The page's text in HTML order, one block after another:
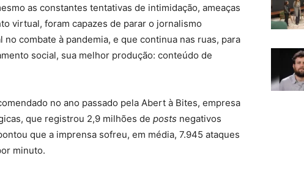
as constantes tentativas de intimidação, ameaças
virtual, foram capazes de parar o jornalismo
combate à pandemia, e que continua nas ruas, para
social, sua melhor produção: conteúdo de
no ano passado pela Abert à Bites, empresa
que registrou 2,9 milhões de posts negativos
que a imprensa sofreu, em média, 7.945 ataques
minuto.